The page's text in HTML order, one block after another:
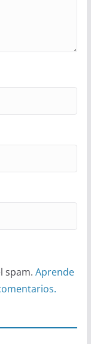
spam. Aprende